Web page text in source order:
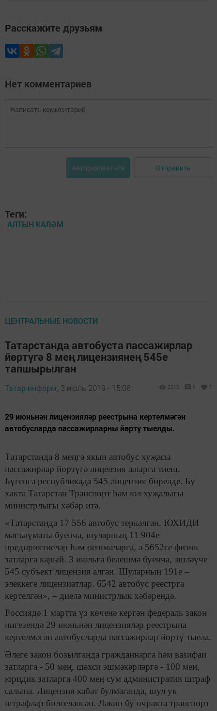
Расскажите друзьям
Нет комментариев
Авторизоваться Отправить
Теги:
АЛТЫН КАЛӘМ
ЦЕНТРАЛЬНЫЕ НОВОСТИ
Татарстанда автобуста пассажирлар
йөртүгә 8 мең лицензиянең 545е
тапшырылган
Татар-информ, 3 июль 2019 - 15:08 2212 0 1
29 июньнән лицензияләр реестрына кертелмәгән
автобусларда пассажирларны йөртү тыелды.
Татарстанда 8 меңгә якын автобус хуҗасы
пассажирлар йөртүгә лицензия алырга тиеш.
Бүгенгә республикада 545 лицензия бирелде. Бу
хакта Татарстан Транспорт һәм юл хуҗалыгы
министрлыгы хәбәр итә.
«Татарстанда 17 556 автобус теркәлгән. ЮХИДИ
мәгълүматы буенча, шуларның 11 904е
предприятиеләр һәм оешмаларга, ә 5652се физик
затларга карый. 3 июльгә белешмә буенча, эшләүче
545 субъект лицензия алган. Шуларның 191е –
элеккеге лицензиатлар. 6542 автобус реестрга
кертелгән», – диелә министрлык хәбәрендә.
Россиядә 1 мартта үз көченә кергән федераль закон
нигезендә 29 июньнән лицензияләр реестрына
кертелмәгән автобусларда пассажирлар йөртү тыела.
Әлеге закон бозылганда гражданнарга һәм вазифаи
затларга - 50 мең, шәхси эшмәкәрләргә - 100 мең,
юридик затларга 400 мең сум административ штраф
салына. Лицензия кабат булмаганда, шул ук
штрафлар билгеләнгән. Ләкин бу очракта транспорт